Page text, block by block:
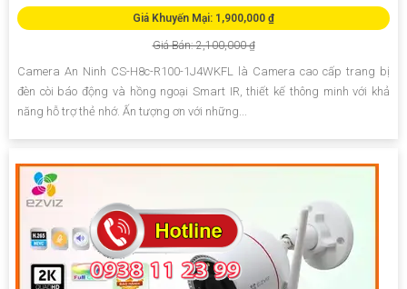
Giá Khuyến Mại: 1,900,000 ₫
Giá Bán: 2,100,000 ₫
Camera An Ninh CS-H8c-R100-1J4WKFL là Camera cao cấp trang bị
đèn còi báo động và hồng ngoại Smart IR, thiết kế thông minh với khả
năng hỗ trợ thẻ nhớ. Ấn tượng ơn với những...